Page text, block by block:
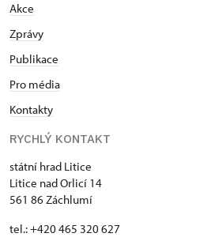
Akce
Zprávy
Publikace
Pro média
Kontakty
RYCHLÝ KONTAKT
státní hrad Litice
Litice nad Orlicí 14
561 86 Záchlumí
tel.: +420 465 320 627